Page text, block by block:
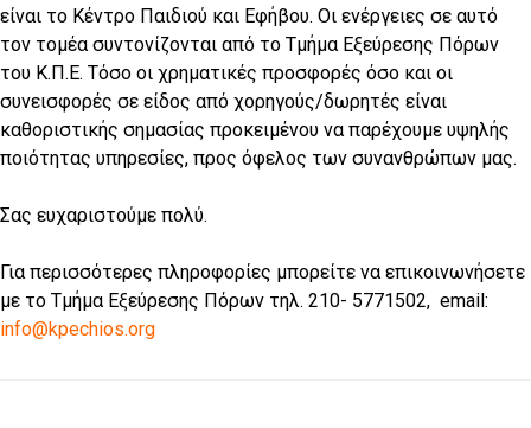
είναι το Κέντρο Παιδιού και Εφήβου. Οι ενέργειες σε αυτό
τον τομέα συντονίζονται από το Τμήμα Εξεύρεσης Πόρων
του Κ.Π.Ε. Τόσο οι χρηματικές προσφορές όσο και οι
συνεισφορές σε είδος από χορηγούς/δωρητές είναι
καθοριστικής σημασίας προκειμένου να παρέχουμε υψηλής
ποιότητας υπηρεσίες, προς όφελος των συνανθρώπων μας.
Σας ευχαριστούμε πολύ.
Για περισσότερες πληροφορίες μπορείτε να επικοινωνήσετε
με το Τμήμα Εξεύρεσης Πόρων τηλ. 210- 5771502, email:
info@kpechios.org